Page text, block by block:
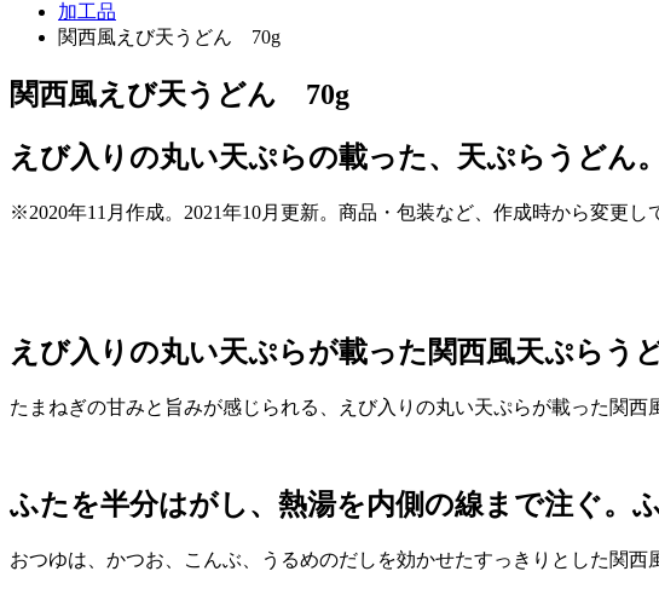
加工品
関西風えび天うどん 70g
関西風えび天うどん 70g
えび入りの丸い天ぷらの載った、天ぷらうど
※2020年11月作成。2021年10月更新。商品・包装など、作成時から変更し
えび入りの丸い天ぷらが載った関西風天ぷらう
たまねぎの甘みと旨みが感じられる、えび入りの丸い天ぷらが載った関
ふたを半分はがし、熱湯を内側の線まで注ぐ。
おつゆは、かつお、こんぶ、うるめのだしを効かせたすっきりとした関